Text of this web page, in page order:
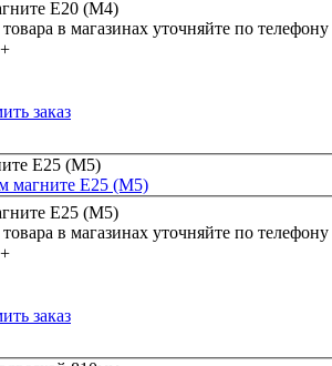
в магазинах уточняйте по телефону
+
заказ
магните E25 (M5)
в магазинах уточняйте по телефону
+
заказ